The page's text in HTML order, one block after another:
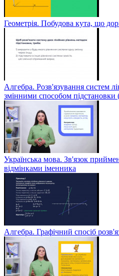
Геометрія. Побудова кута, що
Алгебра. Розв'язування систем
змінними способом підстановки
Українська мова. Зв'язок
відмінками іменника
Алгебра. Графічний спосіб